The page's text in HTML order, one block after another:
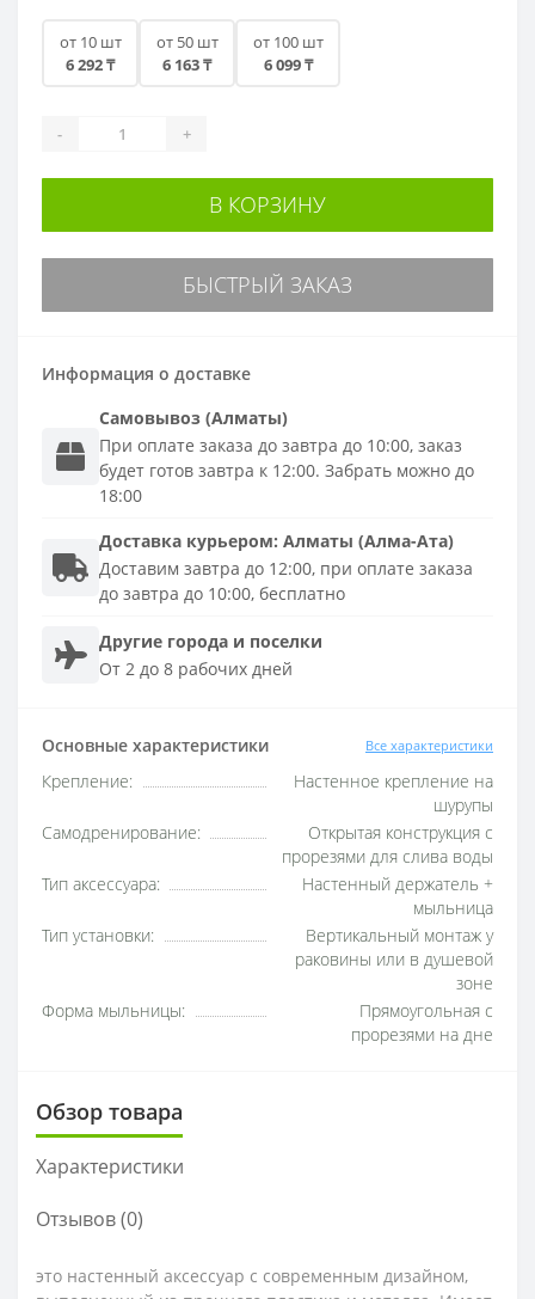
от 10 шт
6 292 ₸
от 50 шт
6 163 ₸
от 100 шт
6 099 ₸
- +
В КОРЗИНУ
БЫСТРЫЙ ЗАКАЗ
Информация о доставке
Самовывоз (Алматы)
При оплате заказа до завтра до 10:00, заказ
будет готов завтра к 12:00. Забрать можно до
18:00
Доставка курьером: Алматы (Алма-Ата)
Доставим завтра до 12:00, при оплате заказа
до завтра до 10:00, бесплатно
Другие города и поселки
От 2 до 8 рабочих дней
Основные характеристики Все характеристики
Крепление:
Настенное крепление на
шурупы
Самодренирование:
Открытая конструкция с
прорезями для слива воды
Тип аксессуара:
Настенный держатель +
мыльница
Тип установки:
Вертикальный монтаж у
раковины или в душевой
зоне
Форма мыльницы:
Прямоугольная с
прорезями на дне
Обзор товара
Характеристики
Отзывов (0)
это настенный аксессуар с современным дизайном,